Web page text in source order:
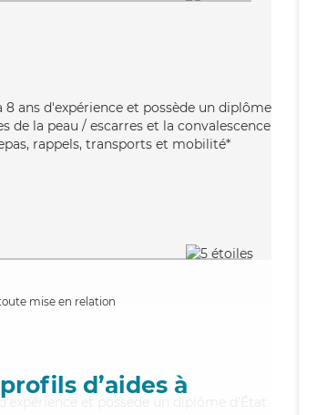
ans d'expérience et possède un diplôme
la peau / escarres et la convalescence
rappels, transports et mobilité*
mise en relation
d’aides à
et possède un diplôme d'État